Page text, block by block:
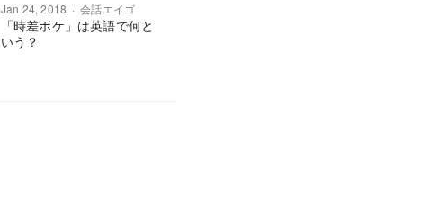
Jan 24, 2018 会話エイゴ
「時差ボケ」は英語で何と
いう？